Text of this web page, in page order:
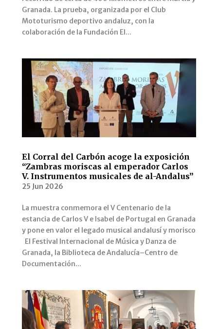
Granada. La prueba, organizada por el Club
Mototurismo deportivo andaluz, con la
colaboración de la Fundación El...
El Corral del Carbón acoge la exposición
“Zambras moriscas al emperador Carlos
V. Instrumentos musicales de al-Andalus”
25 Jun 2026
La muestra conmemora el V Centenario de la
estancia de Carlos V e Isabel de Portugal en Granada
y pone en valor el legado musical andalusí y morisco
El Festival Internacional de Música y Danza de
Granada, la Biblioteca de Andalucía–Centro de
Documentación...